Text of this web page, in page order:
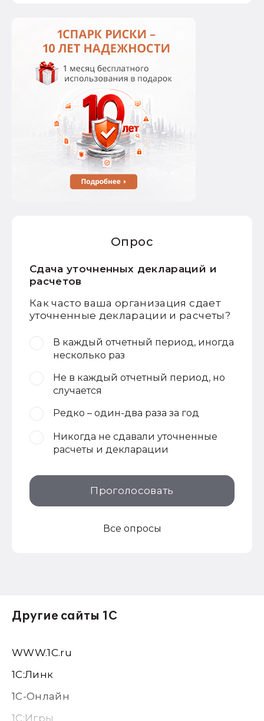
Опрос
Сдача уточненных деклараций и
расчетов
Как часто ваша организация сдает
уточненные декларации и расчеты?
В каждый отчетный период, иногда
несколько раз
Не в каждый отчетный период, но
случается
Редко – один-два раза за год
Никогда не сдавали уточненные
расчеты и декларации
Проголосовать
Все опросы
Другие сайты 1С
WWW.1С.ru
1С:Линк
1С-Онлайн
1C:Игры